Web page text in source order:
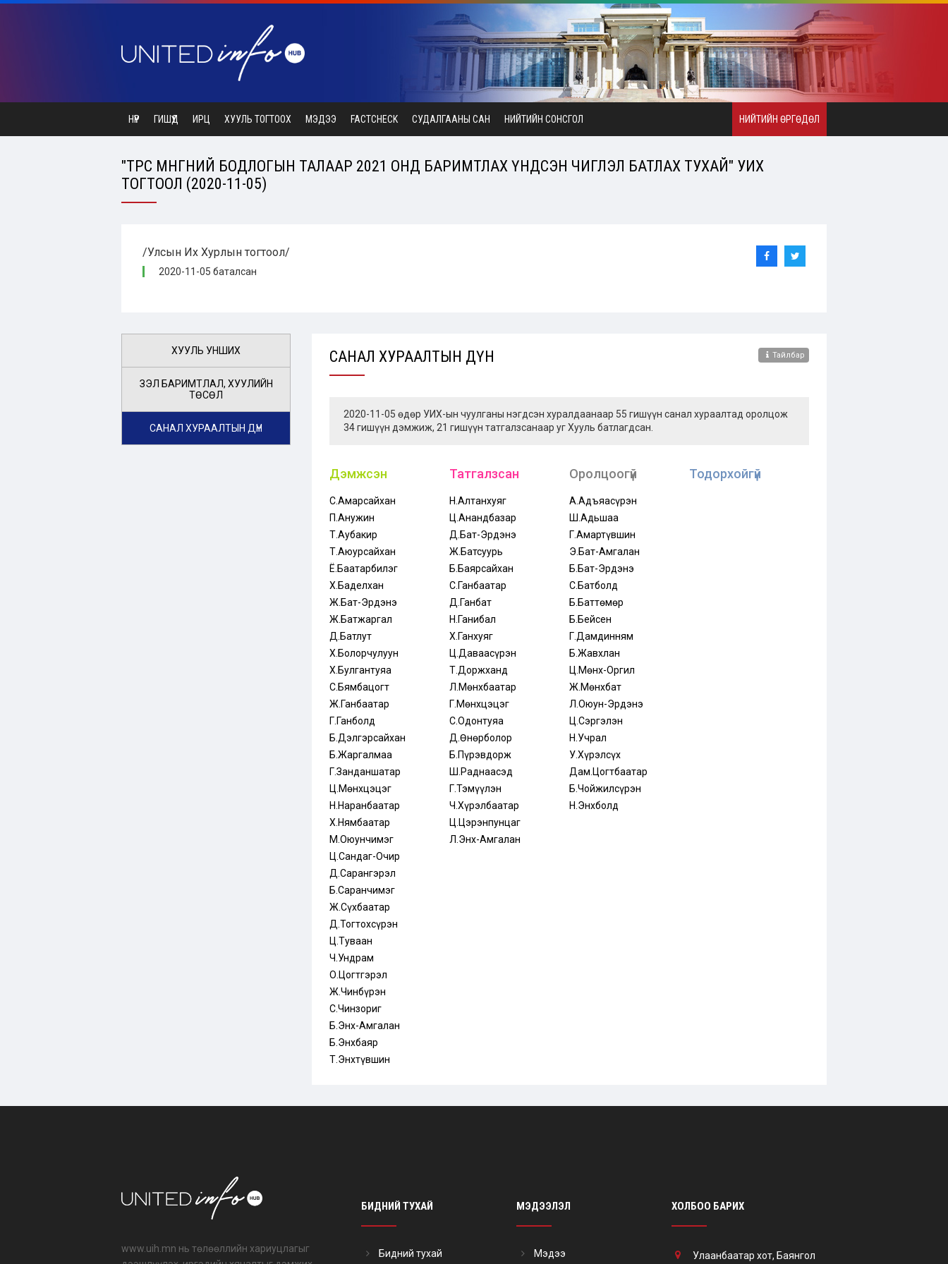
НҮҮР ГИШҮҮД ИРЦ ХУУЛЬ ТОГТООХ МЭДЭЭ FACTCHECK СУДАЛГААНЫ САН НИЙТИЙН СОНСГОЛ НИЙТИЙН ӨРГӨДӨЛ
"ТӨРӨӨС МӨНГӨНИЙ БОДЛОГЫН ТАЛААР 2021 ОНД БАРИМТЛАХ ҮНДСЭН ЧИГЛЭЛ БАТЛАХ ТУХАЙ" УИХ
ТОГТООЛ (2020-11-05)
/Улсын Их Хурлын тогтоол/
2020-11-05 баталсан
ХУУЛЬ УНШИХ
ҮЗЭЛ БАРИМТЛАЛ, ХУУЛИЙН
ТӨСӨЛ
САНАЛ ХУРААЛТЫН ДҮН
САНАЛ ХУРААЛТЫН ДҮН Тайлбар
2020-11-05 өдөр УИХ-ын чуулганы нэгдсэн хуралдаанаар 55 гишүүн санал хураалтад оролцож
34 гишүүн дэмжиж, 21 гишүүн татгалзсанаар уг Хууль батлагдсан.
Дэмжсэн
С.Амарсайхан
П.Анужин
Т.Аубакир
Т.Аюурсайхан
Ё.Баатарбилэг
Х.Баделхан
Ж.Бат-Эрдэнэ
Ж.Батжаргал
Д.Батлут
Х.Болорчулуун
Х.Булгантуяа
С.Бямбацогт
Ж.Ганбаатар
Г.Ганболд
Б.Дэлгэрсайхан
Б.Жаргалмаа
Г.Занданшатар
Ц.Мөнхцэцэг
Н.Наранбаатар
Х.Нямбаатар
М.Оюунчимэг
Ц.Сандаг-Очир
Д.Сарангэрэл
Б.Саранчимэг
Ж.Сүхбаатар
Д.Тогтохсүрэн
Ц.Туваан
Ч.Ундрам
О.Цогтгэрэл
Ж.Чинбүрэн
С.Чинзориг
Б.Энх-Амгалан
Б.Энхбаяр
Т.Энхтүвшин
Татгалзсан
Н.Алтанхуяг
Ц.Анандбазар
Д.Бат-Эрдэнэ
Ж.Батсуурь
Б.Баярсайхан
С.Ганбаатар
Д.Ганбат
Н.Ганибал
Х.Ганхуяг
Ц.Даваасүрэн
Т.Доржханд
Л.Мөнхбаатар
Г.Мөнхцэцэг
С.Одонтуяа
Д.Өнөрболор
Б.Пүрэвдорж
Ш.Раднаасэд
Г.Тэмүүлэн
Ч.Хүрэлбаатар
Ц.Цэрэнпунцаг
Л.Энх-Амгалан
Оролцоогүй
А.Адъяасүрэн
Ш.Адьшаа
Г.Амартүвшин
Э.Бат-Амгалан
Б.Бат-Эрдэнэ
С.Батболд
Б.Баттөмөр
Б.Бейсен
Г.Дамдинням
Б.Жавхлан
Ц.Мөнх-Оргил
Ж.Мөнхбат
Л.Оюун-Эрдэнэ
Ц.Сэргэлэн
Н.Учрал
У.Хүрэлсүх
Дам.Цогтбаатар
Б.Чойжилсүрэн
Н.Энхболд
Тодорхойгүй
www.uih.mn нь төлөөллийн хариуцлагыг
БИДНИЙ ТУХАЙ
Бидний тухай
МЭДЭЭЛЭЛ
Мэдээ
ХОЛБОО БАРИХ
Улаанбаатар хот, Баянгол